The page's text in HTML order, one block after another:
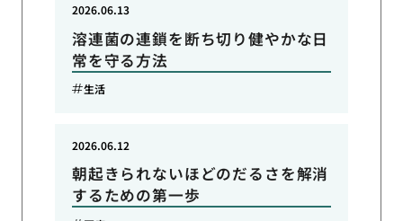
溶連菌の連鎖を断ち切り健やかな日
常を守る方法
2026.06.13
生活
朝起きられないほどのだるさを解消
するための第一歩
2026.06.12